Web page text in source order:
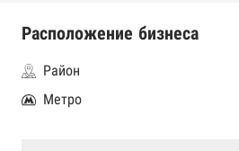
Расположение бизнеса
Район
Метро